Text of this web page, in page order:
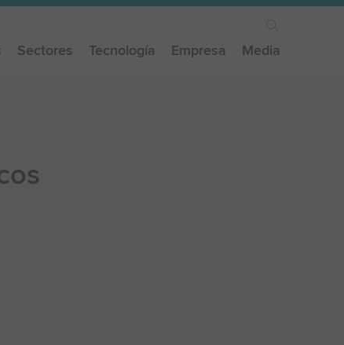
Sectores Tecnología Empresa Media